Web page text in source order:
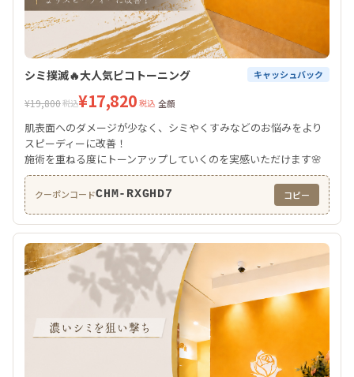
シミ撲滅🔥大人気ピコトーニング キャッシュバック
¥19,800税込¥17,820 税込 全顔
肌表面へのダメージが少なく、シミやくすみなどのお悩みをより
スピーディーに改善！
施術を重ねる度にトーンアップしていくのを実感いただけます🌸
クーポンコードCHM-RXGHD7 コピー